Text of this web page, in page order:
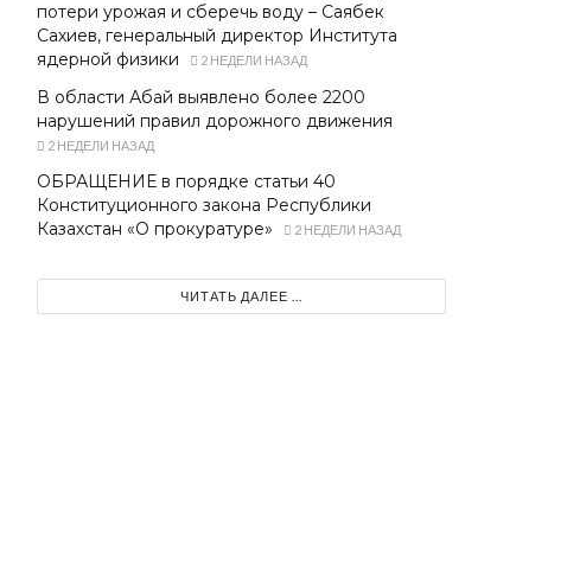
потери урожая и сберечь воду – Саябек
Сахиев, генеральный директор Института
ядерной физики
2 НЕДЕЛИ НАЗАД
В области Абай выявлено более 2200
нарушений правил дорожного движения
2 НЕДЕЛИ НАЗАД
ОБРАЩЕНИЕ в порядке статьи 40
Конституционного закона Республики
Казахстан «О прокуратуре»
2 НЕДЕЛИ НАЗАД
ЧИТАТЬ ДАЛЕЕ ...